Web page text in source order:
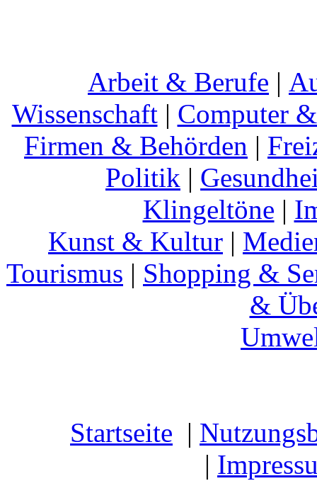
Arbeit & Berufe |
Wissenschaft| Computer
Firmen & Behörden |
Politik |
Klingeltöne |
Kunst & Kultur |
Tourismus | Shopping &
&
Startseite |
|